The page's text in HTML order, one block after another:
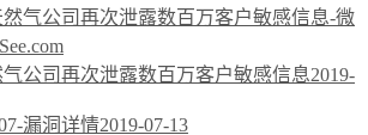
公司再次泄露数百万客户敏感信息2019-
漏洞详情2019-07-13